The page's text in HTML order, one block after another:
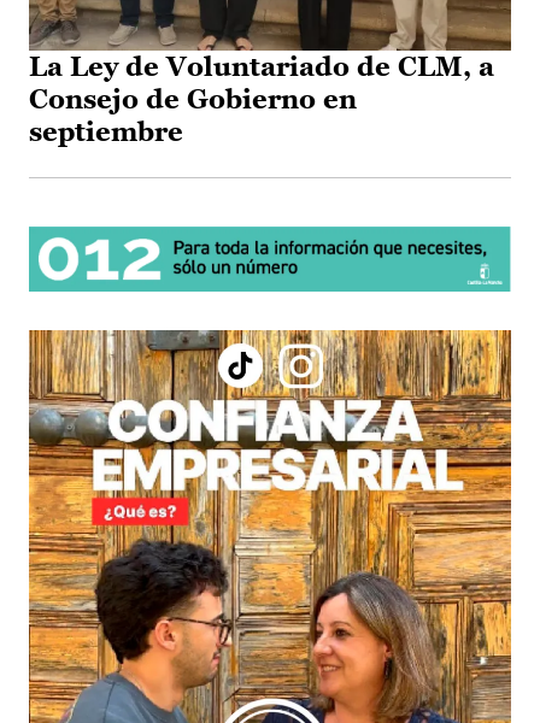
La Ley de Voluntariado de CLM, a
Consejo de Gobierno en
septiembre